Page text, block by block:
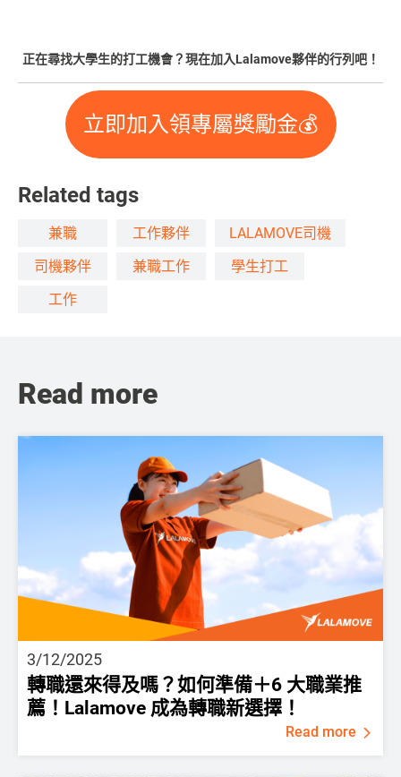
正在尋找大學生的打工機會？現在加入Lalamove夥伴的行列吧！
立即加入領專屬獎勵金💰
Related tags
兼職 工作夥伴
LALAMOVE司機
司機夥伴
兼職工作
學生打工
工作
Read more
3/12/2025
轉職還來得及嗎？如何準備＋6 大職業推
薦！Lalamove 成為轉職新選擇！
Read more